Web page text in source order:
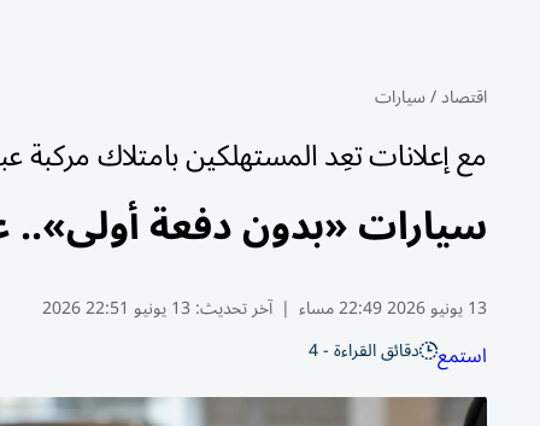
اقتصاد/سيارات
مع إعلانات تعِد المستهلكين بامتلاك
سيارات «بدون دفعة
13 يونيو 2026 22:49 مساء | آخر تحديث: 13 يونيو 22:51 2026
استمع دقائق القراءة - 4